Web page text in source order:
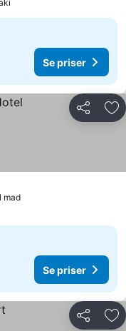
Se priser
Del
mad
Se priser
Del